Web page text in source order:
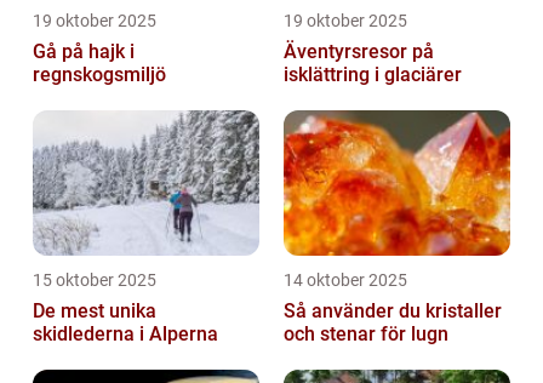
19 oktober 2025
Gå på hajk i
regnskogsmiljö
19 oktober 2025
Äventyrsresor på
isklättring i glaciärer
15 oktober 2025
De mest unika
skidlederna i Alperna
14 oktober 2025
Så använder du kristaller
och stenar för lugn